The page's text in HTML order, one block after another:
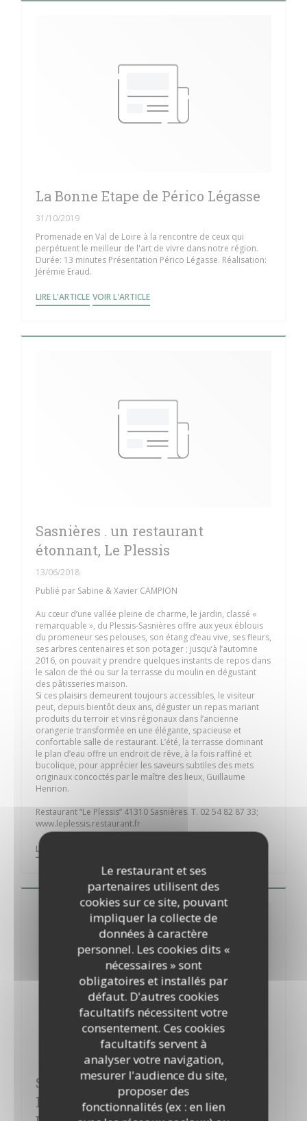
Le restaurant et ses
partenaires utilisent des
cookies sur ce site, pouvant
impliquer la collecte de
données à caractère
personnel. Les cookies dits «
nécessaires » sont
obligatoires et installés par
défaut. D'autres cookies
facultatifs nécessitent votre
consentement. Ces cookies
facultatifs servent à
analyser votre navigation,
mesurer l'audience du site,
proposer des
fonctionnalités (ex : en lien
La Bonne Etape de Périco Légasse
31/10/2019
Promenade en Val de Loire à la rencontre de ceux qui
perpétuent le meilleur de l'art de vivre dans notre région.
Durée: 13 minutes Présentation Périco Légasse. Réalisation:
Jérémie Eraud.
LIRE L'ARTICLE((OUVRE UNE NOUVELLE FENÊTRE))
VOIR L'ARTICLE((OUVRE UNE NOUVELLE FENÊTRE))
Sasnières . un restaurant
étonnant, Le Plessis
13/06/2018
Publié par Sabine & Xavier CAMPION
Au cœur d’une vallée pleine de charme, le jardin, classé «
remarquable », du Plessis-Sasnières offre aux yeux éblouis
du promeneur ses pelouses, son étang d’eau vive, ses fleurs,
ses arbres centenaires et son potager ; jusqu’à l’automne
2016, on pouvait y prendre quelques instants de repos dans
le salon de thé ou sur la terrasse du moulin en dégustant
des pâtisseries maison.
Si ces plaisirs demeurent toujours accessibles, le visiteur
peut, depuis bientôt deux ans, déguster un repas mariant
produits du terroir et vins régionaux dans l’ancienne
orangerie transformée en une élégante, spacieuse et
confortable salle de restaurant. L’été, la terrasse dominant
le plan d’eau offre un endroit de rêve, à la fois raffiné et
bucolique, pour apprécier les saveurs subtiles des mets
originaux concoctés par le maître des lieux, Guillaume
Henrion.
Restaurant “Le Plessis” 41310 Sasnières. T. 02 54 82 87 33;
www.leplessis.restaurant.fr
LIRE L'ARTICLE
SASNIÈRES : UN TOUT NOUVEAU
RESTAURANT, LE PLESSIS, VIENT